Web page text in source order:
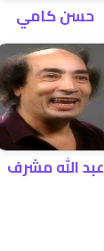
حسن كامي
عبد الله مشرف